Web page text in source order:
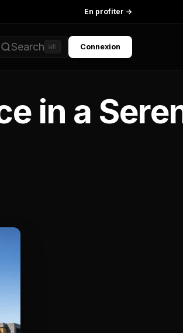
En profiter →
Search ⌘K Connexion
in a